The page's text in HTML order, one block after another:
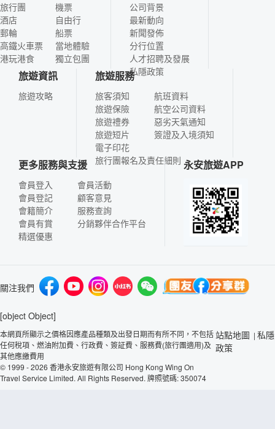
旅行團
酒店
郵輪
高鐵火車票
港玩港食
機票
自由行
船票
當地體驗
獨立包團
公司背景
最新動向
新聞發佈
分行位置
人才招聘及發展
私隱政策
旅遊資訊
旅遊攻略
旅遊服務
旅客須知
旅遊保險
旅遊禮券
旅遊短片
電子印花
航班資料
航空公司資料
惡劣天氣通知
簽證及入境須知
旅行團報名及責任細則
更多服務與支援
會員登入
會員登記
會籍簡介
會員有賞
精選優惠
會員活動
顧客意見
服務查詢
分銷夥伴合作平台
永安旅遊APP
關注我們
[object Object]
本網頁所顯示之價格因應產品種類及出發日期而有所不同，不包括
任何稅項、燃油附加費、行政費、簽証費、服務費(旅行團適用)及
其他應繳費用
© 1999 - 2026 香港永安旅遊有限公司 Hong Kong Wing On
Travel Service Limited. All Rights Reserved. 牌照號碼: 350074
站點地圖 | 私隱
政策